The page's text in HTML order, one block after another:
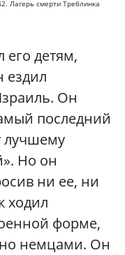
Лагерь смерти Треблинка
его детям,
ездил
Он
последний
лучшему
Но он
ни ее, ни
ходил
форме,
немцами. Он